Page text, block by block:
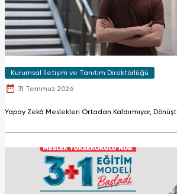
Kurumsal İletişim ve Tanıtım Direktörlüğü
31 Temmuz 2026
Yapay Zekâ Meslekleri Ortadan Kaldırmıyor,